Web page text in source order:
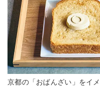
京都の「おばんざい」をイ